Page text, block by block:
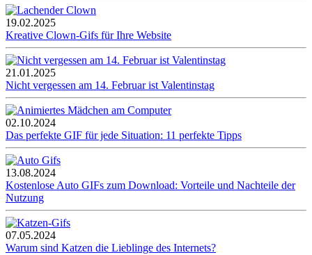
19.02.2025
Kreative Clown-Gifs für Ihre Website
21.01.2025
Nicht vergessen am 14. Februar ist Valentinstag
02.10.2024
Das perfekte GIF für jede Situation: 11 perfekte Tipps
13.08.2024
Kostenlose Auto GIFs zum Download: Vorteile und Nachteile der
Nutzung
07.05.2024
Warum sind Katzen die Lieblinge des Internets?